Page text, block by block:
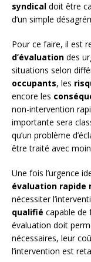
syndical doit être
d’un simple
Pour ce faire, il est
d’évaluation des
situations selon
occupants, les
encore les
non-intervention
importante sera
qu’un problème
être traité avec
Une fois l’urgence
évaluation rapide
nécessiter
qualifié capable de
évaluation doit
nécessaires, leur
l’intervention est